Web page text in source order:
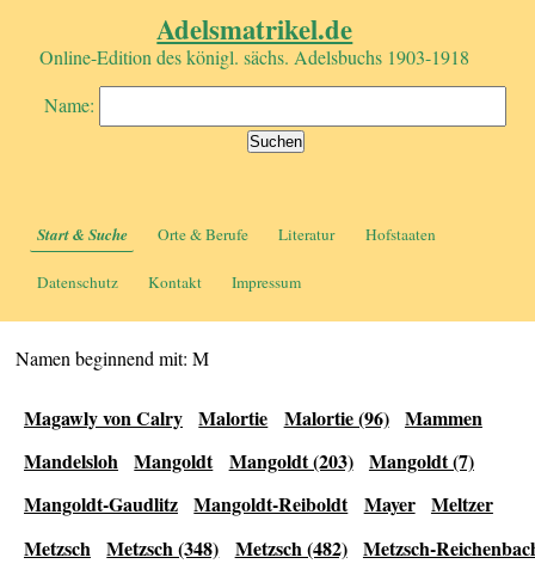
Adelsmatrikel.de
Online-Edition des königl. sächs. Adelsbuchs 1903-1918
Name:
Start & Suche Orte & Berufe Literatur Hofstaaten
Datenschutz Kontakt Impressum
Namen beginnend mit: M
Magawly von Calry Malortie Malortie (96) Mammen
Mandelsloh Mangoldt Mangoldt (203) Mangoldt (7)
Mangoldt-Gaudlitz Mangoldt-Reiboldt Mayer Meltzer
Metzsch Metzsch (348) Metzsch (482) Metzsch-